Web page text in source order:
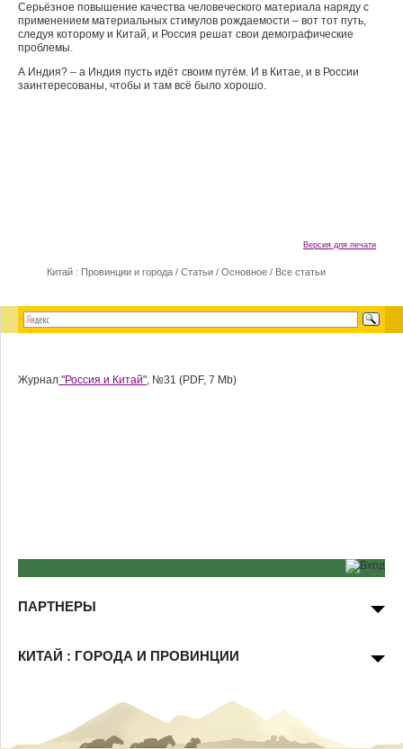
Серьёзное повышение качества человеческого материала наряду с
применением материальных стимулов рождаемости – вот тот путь,
следуя которому и Китай, и Россия решат свои демографические
проблемы.
А Индия? – а Индия пусть идёт своим путём. И в Китае, и в России
заинтересованы, чтобы и там всё было хорошо.
Версия для печати
Китай : Провинции и города / Статьи / Основное / Все статьи
Журнал "Россия и Китай", №31 (PDF, 7 Mb)
ПАРТНЕРЫ
КИТАЙ : ГОРОДА И ПРОВИНЦИИ